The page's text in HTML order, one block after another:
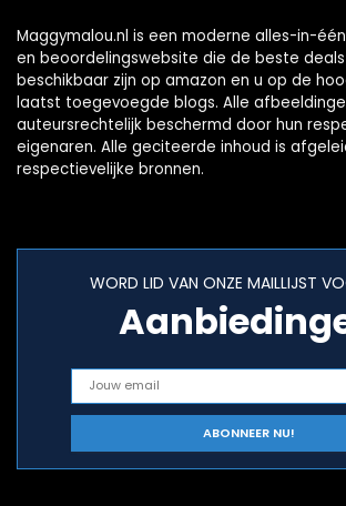
Maggymalou.nl is een moderne alles-in-
en beoordelingswebsite die de beste
beschikbaar zijn op amazon en u op de
laatst toegevoegde blogs. Alle
auteursrechtelijk beschermd door hun
eigenaren. Alle geciteerde inhoud is
respectievelijke bronnen.
WORD LID VAN ONZE MAILLIJST